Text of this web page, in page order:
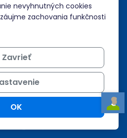
268 265 986
nevyhnutných cookies
zachovania funkčnosti
Zavrieť
OK